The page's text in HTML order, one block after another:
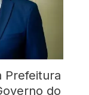
Prefeitura
do